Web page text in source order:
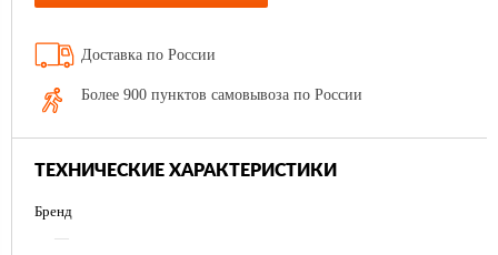
Доставка по России
Более 900 пунктов самовывоза по России
ТЕХНИЧЕСКИЕ ХАРАКТЕРИСТИКИ
Бренд
—